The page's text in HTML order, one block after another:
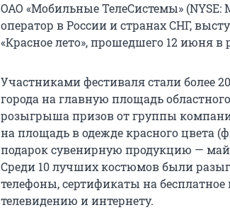
ОАО «Мобильные ТелеСистемы»
оператор в России и странах СНГ,
«Красное лето», прошедшего 12 июня в
Участниками фестиваля стали более
города на главную площадь
розыгрыша призов от группы
на площадь в одежде красного цвета
подарок сувенирную продукцию —
Среди 10 лучших костюмов были
телефоны, сертификаты на
телевидению и интернету.